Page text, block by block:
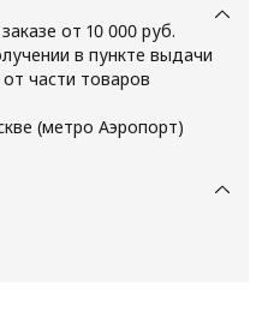
от 10 000 руб.
в пункте выдачи
части товаров
(метро Аэропорт)